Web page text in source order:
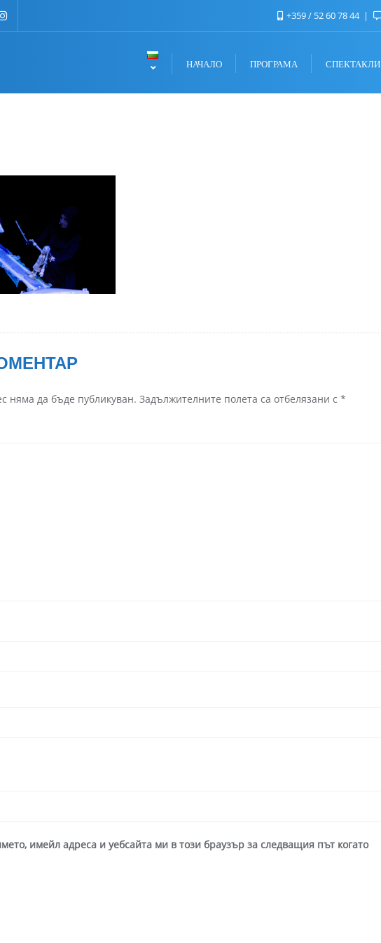
+359 / 52 60 78 44
НАЧАЛО ПРОГРАМА СПЕКТАКЛИ
няма да бъде публикуван. Задължителните полета са отбелязани с *
имейл адреса и уебсайта ми в този браузър за следващия път когато